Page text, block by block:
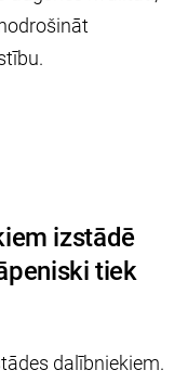
izstādē
tiek
dalībniekiem.